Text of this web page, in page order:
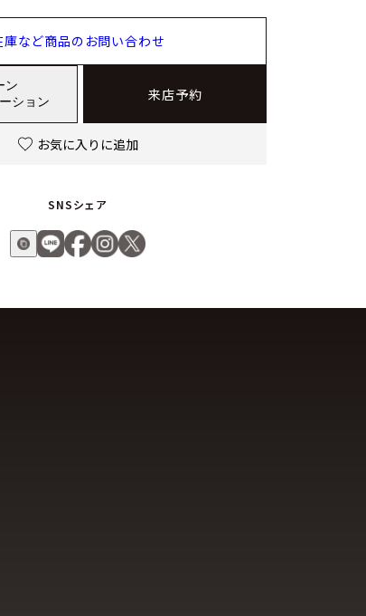
庫など商品のお問い合わせ
ン
ション
来店予約
お気に入りに追加
SNSシェア